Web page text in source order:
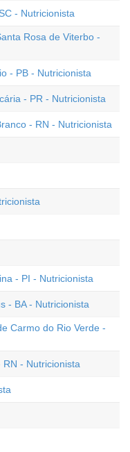
- Nutricionista
Rosa de Viterbo -
- PB - Nutricionista
- PR - Nutricionista
- RN - Nutricionista
- PI - Nutricionista
- BA - Nutricionista
Carmo do Rio Verde -
- Nutricionista